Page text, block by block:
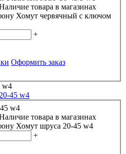
товара в магазинах
Хомут червячный с ключом
+
Оформить заказ
45 w4
товара в магазинах
Хомут шруса 20-45 w4
+